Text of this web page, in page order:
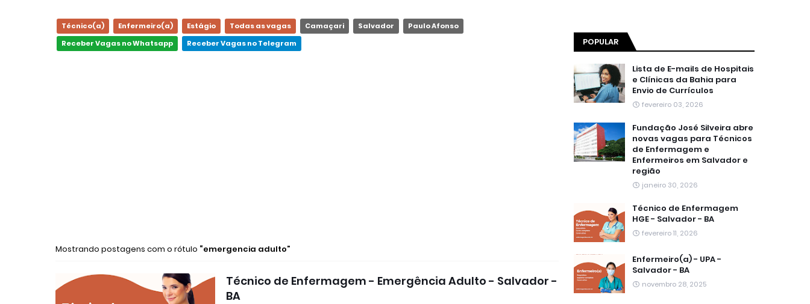
Técnico(a) Enfermeiro(a) Estágio Todas as vagas Camaçari Salvador
Paulo Afonso
Receber Vagas no Whatsapp
Receber Vagas no Telegram
Mostrando postagens com o rótulo emergencia adulto
Técnico de Enfermagem - Emergência Adulto - Salvador -
BA
POPULAR
Lista de E-mails de Hospitais
e Clínicas da Bahia para
Envio de Currículos
fevereiro 03, 2026
Fundação José Silveira abre
novas vagas para Técnicos
de Enfermagem e
Enfermeiros em Salvador e
região
janeiro 30, 2026
Técnico de Enfermagem
HGE - Salvador - BA
fevereiro 11, 2026
Enfermeiro(a) - UPA -
Salvador - BA
novembro 28, 2025